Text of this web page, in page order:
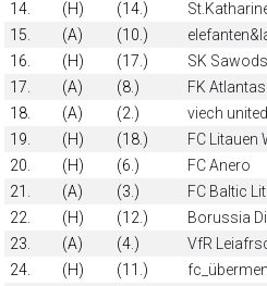
14.
(H) (14.)
15.
(A) (10.)
16.
(H) (17.) SK
17.
(A) (8.) FK
18.
(A) (2.) viech united
19.
(H) (18.) FC Litauen
20.
(H) (6.) FC Anero
21.
(A) (3.) FC Baltic
22.
(H) (12.) Borussia
23.
(A) (4.) VfR
24.
(H) (11.)